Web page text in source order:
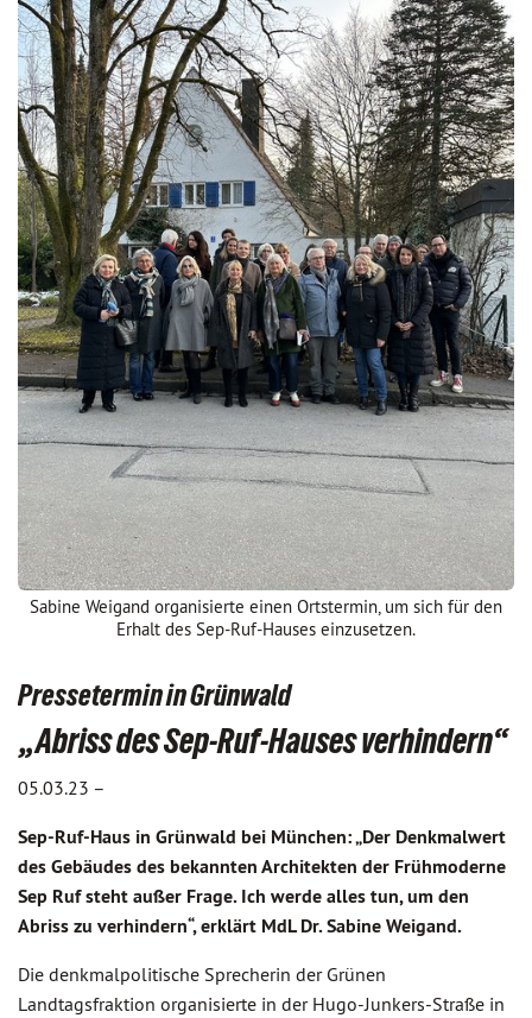
Sabine Weigand organisierte einen Ortstermin, um sich für den
Erhalt des Sep-Ruf-Hauses einzusetzen.
Pressetermin in Grünwald
„Abriss des Sep-Ruf-Hauses verhindern“
05.03.23 –
Sep-Ruf-Haus in Grünwald bei München: „Der Denkmalwert
des Gebäudes des bekannten Architekten der Frühmoderne
Sep Ruf steht außer Frage. Ich werde alles tun, um den
Abriss zu verhindern“, erklärt MdL Dr. Sabine Weigand.
Die denkmalpolitische Sprecherin der Grünen
Landtagsfraktion organisierte in der Hugo-Junkers-Straße in